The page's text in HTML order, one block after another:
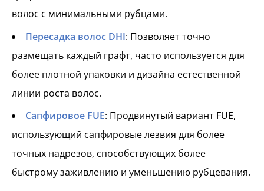
волос с минимальными рубцами.
Пересадка волос DHI: Позволяет точно
размещать каждый графт, часто используется для
более плотной упаковки и дизайна естественной
линии роста волос.
Сапфировое FUE: Продвинутый вариант FUE,
использующий сапфировые лезвия для более
точных надрезов, способствующих более
быстрому заживлению и уменьшению рубцевания.